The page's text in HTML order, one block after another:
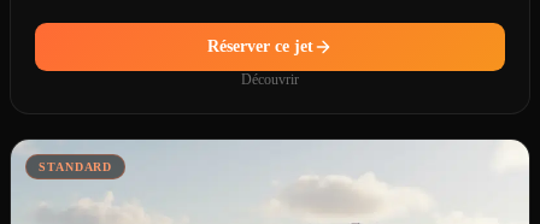
Réserver ce jet
Découvrir
STANDARD